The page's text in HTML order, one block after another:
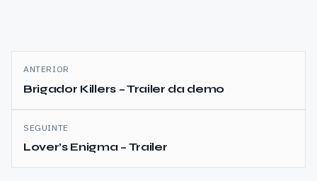
Navegação
de
artigos
ANTERIOR
Brigador Killers – Trailer da demo
SEGUINTE
Lover’s Enigma – Trailer